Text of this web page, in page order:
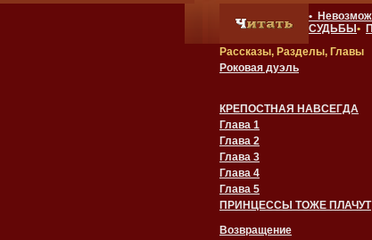
•
СУДЬБЫ •
Рассказы, Разделы, Главы
Роковая дуэль
КРЕПОСТНАЯ НАВСЕГДА
Глава 1
Глава 2
Глава 3
Глава 4
Глава 5
ПРИНЦЕССЫ ТОЖЕ ПЛАЧУТ
Возвращение